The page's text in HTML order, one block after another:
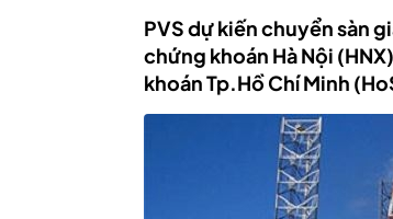
PVS dự kiến chuyển sàn
chứng khoán Hà Nội
khoán Tp.Hồ Chí Minh